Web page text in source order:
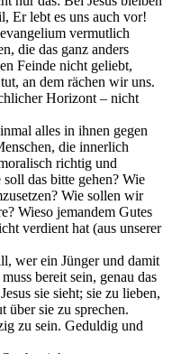
Er lebt es uns auch vor!
vermutlich
die das ganz anders
Feinde nicht geliebt,
an dem rächen wir uns.
Horizont – nicht
alles in ihnen gegen
die innerlich
richtig und
das bitte gehen? Wie
Wie sollen wir
Wieso jemandem Gutes
verdient hat (aus unserer
wer ein Jünger und damit
bereit sein, genau das
sie sieht; sie zu lieben,
über sie zu sprechen.
zu sein. Geduldig und